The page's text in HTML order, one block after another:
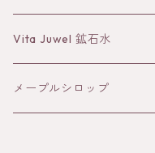
バーム
クレイ
Vita Juwel 鉱石水
メープルシロップ